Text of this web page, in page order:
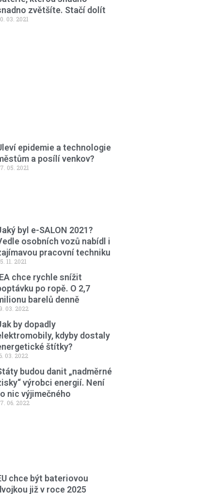
zvětšíte. Stačí dolít
03. 2021
epidemie a technologie
a posílí venkov?
05. 2021
byl e-SALON 2021?
osobních vozů nabídl i
pracovní techniku
11. 2021
chce rychle snížit
po ropě. O 2,7
barelů denně
03. 2022
by dopadly
kdyby dostaly
štítky?
03. 2022
budou danit „nadměrné
výrobci energií. Není
nic výjimečného
06. 2022
chce být bateriovou
již v roce 2025